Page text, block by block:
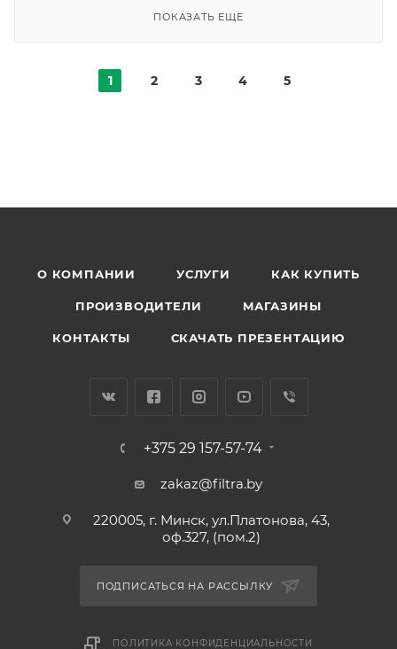
ПОКАЗАТЬ ЕЩЕ
1 2 3 4 5
О КОМПАНИИ УСЛУГИ КАК КУПИТЬ
ПРОИЗВОДИТЕЛИ МАГАЗИНЫ
КОНТАКТЫ СКАЧАТЬ ПРЕЗЕНТАЦИЮ
+375 29 157-57-74
zakaz@filtra.by
220005, г. Минск, ул.Платонова, 43,
оф.327, (пом.2)
ПОДПИСАТЬСЯ НА РАССЫЛКУ
ПОЛИТИКА КОНФИДЕНЦИАЛЬНОСТИ